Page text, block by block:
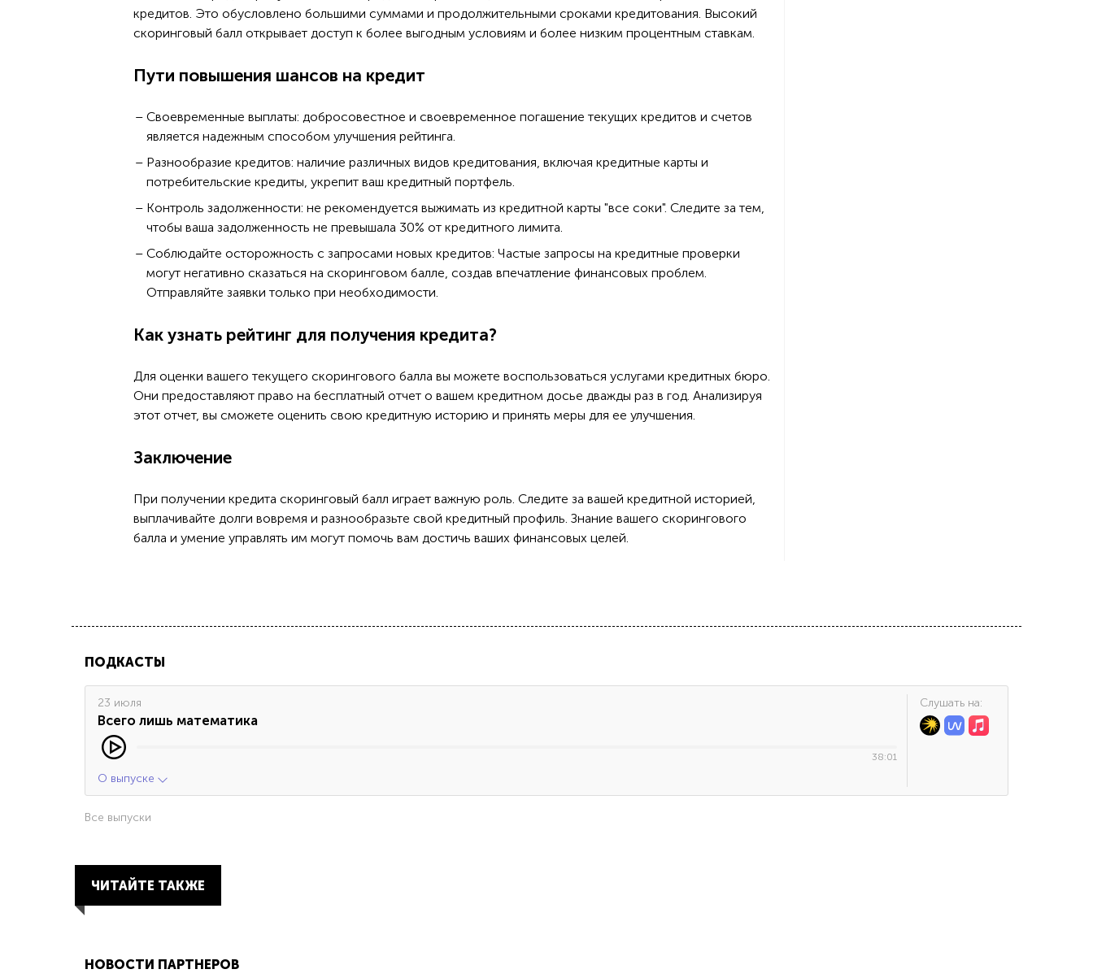
кредитов. Это обусловлено большими суммами и продолжительными сроками кредитования. Высокий
скоринговый балл открывает доступ к более выгодным условиям и более низким процентным ставкам.
Пути повышения шансов на кредит
Своевременные выплаты: добросовестное и своевременное погашение текущих кредитов и счетов
является надежным способом улучшения рейтинга.
Разнообразие кредитов: наличие различных видов кредитования, включая кредитные карты и
потребительские кредиты, укрепит ваш кредитный портфель.
Контроль задолженности: не рекомендуется выжимать из кредитной карты "все соки". Следите за тем,
чтобы ваша задолженность не превышала 30% от кредитного лимита.
Соблюдайте осторожность с запросами новых кредитов: Частые запросы на кредитные проверки
могут негативно сказаться на скоринговом балле, создав впечатление финансовых проблем.
Отправляйте заявки только при необходимости.
Как узнать рейтинг для получения кредита?
Для оценки вашего текущего скорингового балла вы можете воспользоваться услугами кредитных бюро.
Они предоставляют право на бесплатный отчет о вашем кредитном досье дважды раз в год. Анализируя
этот отчет, вы сможете оценить свою кредитную историю и принять меры для ее улучшения.
Заключение
При получении кредита скоринговый балл играет важную роль. Следите за вашей кредитной историей,
выплачивайте долги вовремя и разнообразьте свой кредитный профиль. Знание вашего скорингового
балла и умение управлять им могут помочь вам достичь ваших финансовых целей.
ПОДКАСТЫ
23 июля
Всего лишь математика
38:01
О выпуске
Cлушать на:
Все выпуски
ЧИТАЙТЕ ТАКЖЕ
НОВОСТИ ПАРТНЕРОВ